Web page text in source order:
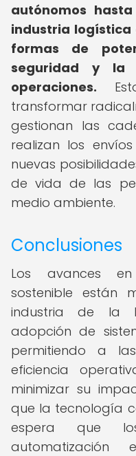
autónomos
industria logística
formas de
seguridad y la
operaciones.
transformar
gestionan las
realizan los
nuevas
de vida de las
medio ambiente.
Conclusiones
Los avances
sostenible están
industria de la
adopción de
permitiendo a
eficiencia
minimizar su
que la tecnología
espera que